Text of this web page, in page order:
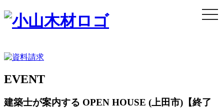
EVENT
建築士が案内する OPEN HOUSE (上田市)【終了